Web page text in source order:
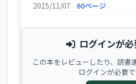
2015/11/07 60ページ
ログインが
この本をレビューしたり、読書
ログインが必要で